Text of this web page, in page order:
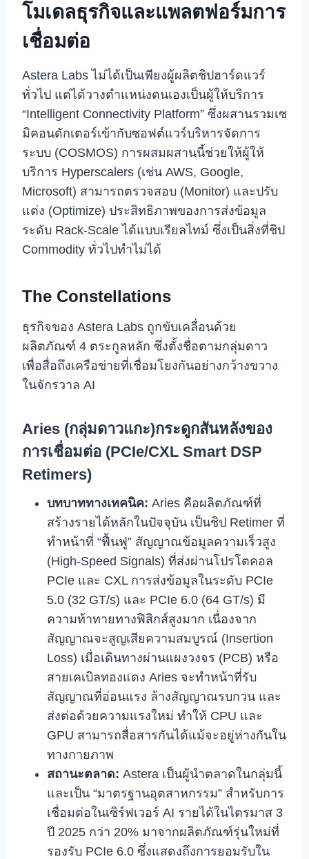
โมเดลธุรกิจและแพลตฟอร์มการ
เชื่อมต่อ
Astera Labs ไม่ได้เป็นเพียงผู้ผลิตชิปฮาร์ดแวร์
ทั่วไป แต่ได้วางตำแหน่งตนเองเป็นผู้ให้บริการ
“Intelligent Connectivity Platform” ซึ่งผสานรวมเซ
มิคอนดักเตอร์เข้ากับซอฟต์แวร์บริหารจัดการ
ระบบ (COSMOS) การผสมผสานนี้ช่วยให้ผู้ให้
บริการ Hyperscalers (เช่น AWS, Google,
Microsoft) สามารถตรวจสอบ (Monitor) และปรับ
แต่ง (Optimize) ประสิทธิภาพของการส่งข้อมูล
ระดับ Rack-Scale ได้แบบเรียลไทม์ ซึ่งเป็นสิ่งที่ชิป
Commodity ทั่วไปทำไม่ได้
The Constellations
ธุรกิจของ Astera Labs ถูกขับเคลื่อนด้วย
ผลิตภัณฑ์ 4 ตระกูลหลัก ซึ่งตั้งชื่อตามกลุ่มดาว
เพื่อสื่อถึงเครือข่ายที่เชื่อมโยงกันอย่างกว้างขวาง
ในจักรวาล AI
Aries (กลุ่มดาวแกะ)กระดูกสันหลังของ
การเชื่อมต่อ (PCIe/CXL Smart DSP
Retimers)
บทบาททางเทคนิค: Aries คือผลิตภัณฑ์ที่
สร้างรายได้หลักในปัจจุบัน เป็นชิป Retimer ที่
ทำหน้าที่ “ฟื้นฟู” สัญญาณข้อมูลความเร็วสูง
(High-Speed Signals) ที่ส่งผ่านโปรโตคอล
PCIe และ CXL การส่งข้อมูลในระดับ PCIe
5.0 (32 GT/s) และ PCIe 6.0 (64 GT/s) มี
ความท้าทายทางฟิสิกส์สูงมาก เนื่องจาก
สัญญาณจะสูญเสียความสมบูรณ์ (Insertion
Loss) เมื่อเดินทางผ่านแผงวงจร (PCB) หรือ
สายเคเบิลทองแดง Aries จะทำหน้าที่รับ
สัญญาณที่อ่อนแรง ล้างสัญญาณรบกวน และ
ส่งต่อด้วยความแรงใหม่ ทำให้ CPU และ
GPU สามารถสื่อสารกันได้แม้จะอยู่ห่างกันใน
ทางกายภาพ
สถานะตลาด: Astera เป็นผู้นำตลาดในกลุ่มนี้
และเป็น “มาตรฐานอุตสาหกรรม” สำหรับการ
เชื่อมต่อในเซิร์ฟเวอร์ AI รายได้ในไตรมาส 3
ปี 2025 กว่า 20% มาจากผลิตภัณฑ์รุ่นใหม่ที่
รองรับ PCIe 6.0 ซึ่งแสดงถึงการยอมรับใน